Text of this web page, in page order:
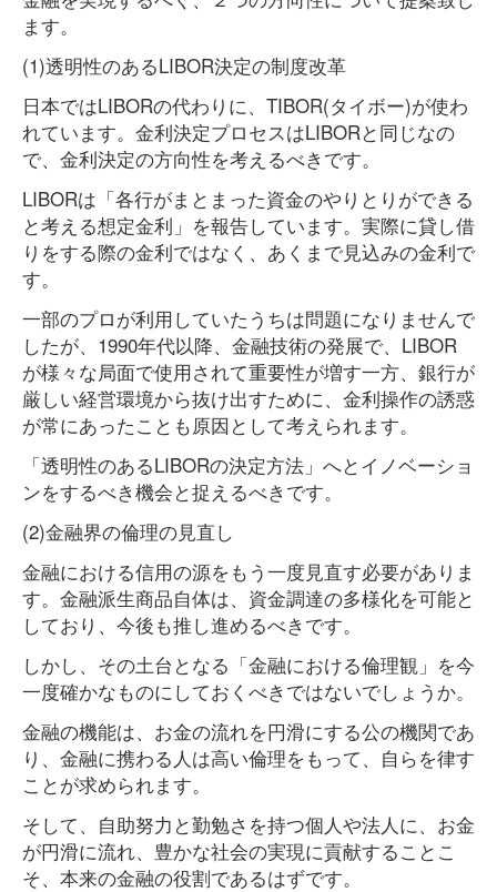
ます。
(1)透明性のあるLIBOR決定の制度改革
日本ではLIBORの代わりに、TIBOR(タイボー)が使わ
れています。金利決定プロセスはLIBORと同じなの
で、金利決定の方向性を考えるべきです。
LIBORは「各行がまとまった資金のやりとりができる
と考える想定金利」を報告しています。実際に貸し借
りをする際の金利ではなく、あくまで見込みの金利で
す。
一部のプロが利用していたうちは問題になりませんで
したが、1990年代以降、金融技術の発展で、LIBOR
が様々な局面で使用されて重要性が増す一方、銀行が
厳しい経営環境から抜け出すために、金利操作の誘惑
が常にあったことも原因として考えられます。
「透明性のあるLIBORの決定方法」へとイノベーショ
ンをするべき機会と捉えるべきです。
(2)金融界の倫理の見直し
金融における信用の源をもう一度見直す必要がありま
す。金融派生商品自体は、資金調達の多様化を可能と
しており、今後も推し進めるべきです。
しかし、その土台となる「金融における倫理観」を今
一度確かなものにしておくべきではないでしょうか。
金融の機能は、お金の流れを円滑にする公の機関であ
り、金融に携わる人は高い倫理をもって、自らを律す
ことが求められます。
そして、自助努力と勤勉さを持つ個人や法人に、お金
が円滑に流れ、豊かな社会の実現に貢献することこ
そ、本来の金融の役割であるはずです。